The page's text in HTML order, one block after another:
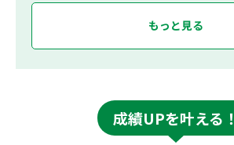
もっと見る
成績UPを叶える！